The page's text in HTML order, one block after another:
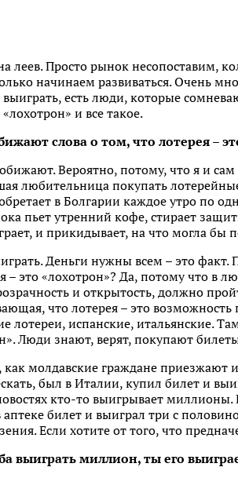
леев. Просто рынок несопоставим,
начинаем развиваться. Очень
есть люди, которые
и все такое.
слова о том, что лотерея –
Вероятно, потому, что я и
любительница покупать
в Болгарии каждое утро по
пьет утренний кофе, стирает
и прикидывает, на что могла бы
Деньги нужны всем – это
– это «лохотрон»? Да, потому что в
и открытость, должно
что лотерея – это возможность
лотереи, испанские, итальянские.
Люди знают, верят, покупают
молдавские граждане приезжают
был в Италии, купил билет и
кто-то выигрывает миллионы.
билет и выиграл три с
Если хотите от того, что
выиграть миллион, ты его